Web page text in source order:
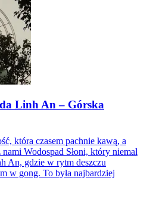
Linh An – Górska
która czasem pachnie kawą, a
Wodospad Słoni, który niemal
An, gdzie w rytm deszczu
w gong. To była najbardziej